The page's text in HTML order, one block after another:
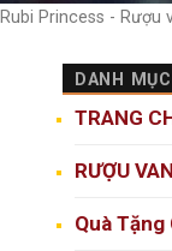
Rubi Princess - Rượu
DANH
TRANG
RƯỢU
Quà Tặng